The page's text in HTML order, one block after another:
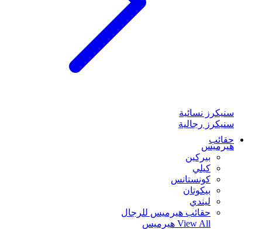
سنيكرز نسائية
سنيكرز رجالية
حقائب
هيرميس
بيركين
كيلي
كونستانس
بيكوتان
ليندي
حقائب هيرميس للرجال
View All هيرميس